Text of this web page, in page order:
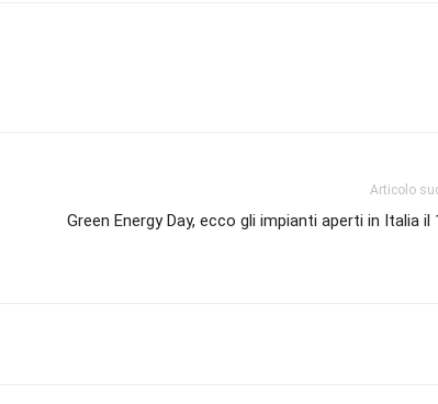
Articolo
Green Energy Day, ecco gli impianti aperti in Italia il